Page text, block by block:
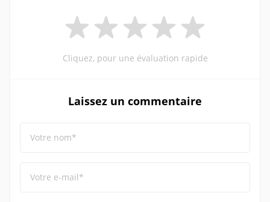
Cliquez, pour une évaluation rapide
Laissez un commentaire
Votre nom*
Votre e-mail*